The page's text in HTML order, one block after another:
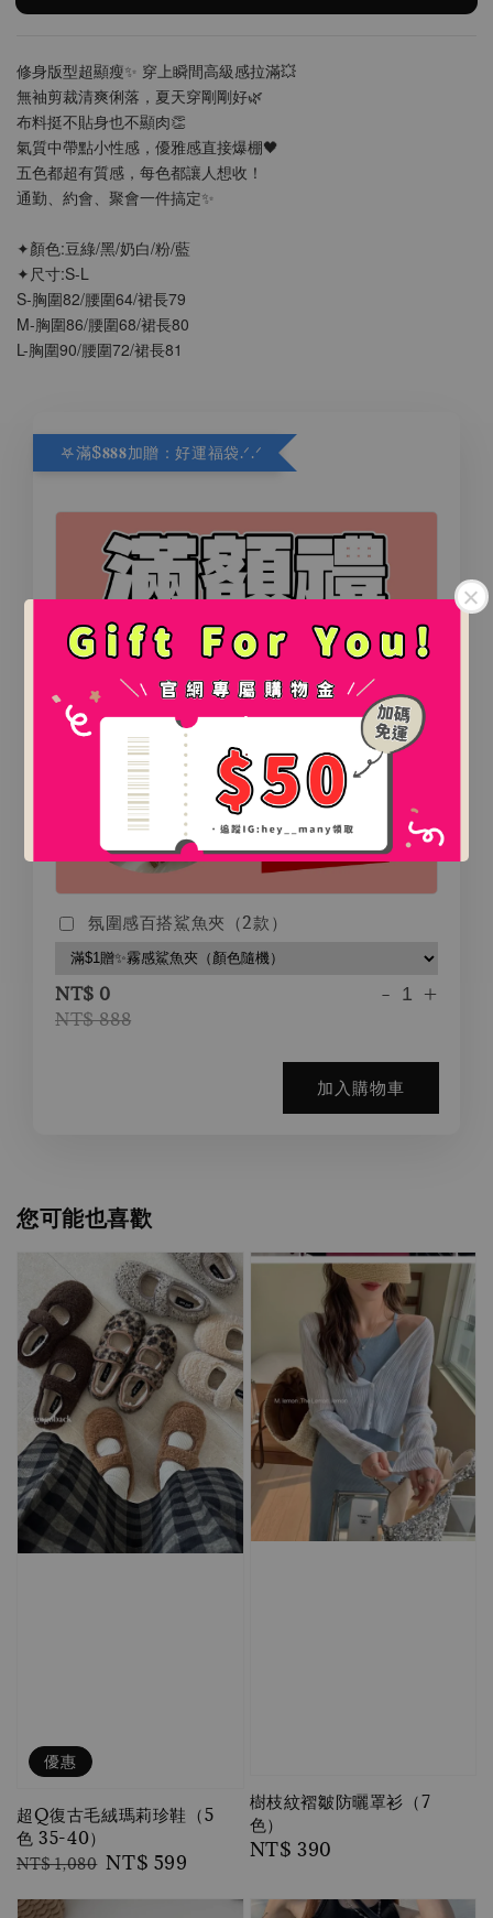
.
.
修身版型超顯瘦✨ 穿上瞬間高級感拉滿💥
無袖剪裁清爽俐落，夏天穿剛剛好🌿
布料挺不貼身也不顯肉👏
氣質中帶點小性感，優雅感直接爆棚🖤
五色都超有質感，每色都讓人想收！
通勤、約會、聚會一件搞定✨
✦顏色:豆綠/黑/奶白/粉/藍
✦尺寸:S-L
S-胸圍82/腰圍64/裙長79
M-胸圍86/腰圍68/裙長80
L-胸圍90/腰圍72/裙長81
𖤐滿$𝟖𝟖𝟖加贈：好運福袋.ᐟ‪.ᐟ
氛圍感百搭鯊魚夾（2款）
NT$ 0
NT$ 888
- +
加入購物車
您可能也喜歡
優惠
超Q復古毛絨瑪莉珍鞋（5
色 35-40）
Regular
NT$ 1,080 Sale
NT$ 599
樹枝紋褶皺防曬罩衫（7
色）
Regular
NT$ 390